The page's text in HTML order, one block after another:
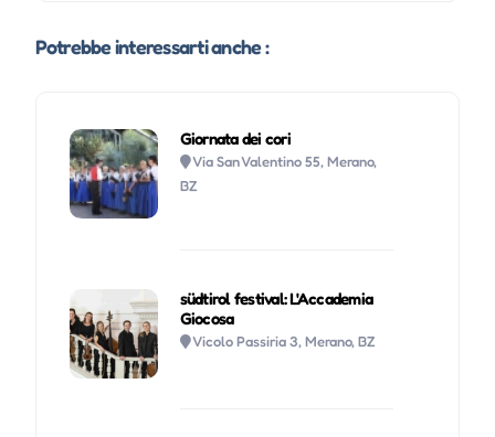
Potrebbe interessarti anche :
Giornata dei cori
Via San Valentino 55, Merano,
BZ
südtirol festival: L'Accademia
Giocosa
Vicolo Passiria 3, Merano, BZ